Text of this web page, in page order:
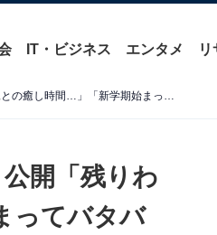
IT・ビジネス エンタメ リ
辻希美、自宅で第5子を抱く自撮りショット公開「残りわずかな新生児との癒し時間…」「新学期始まってバタバタ」
開「残りわ
ってバタバ